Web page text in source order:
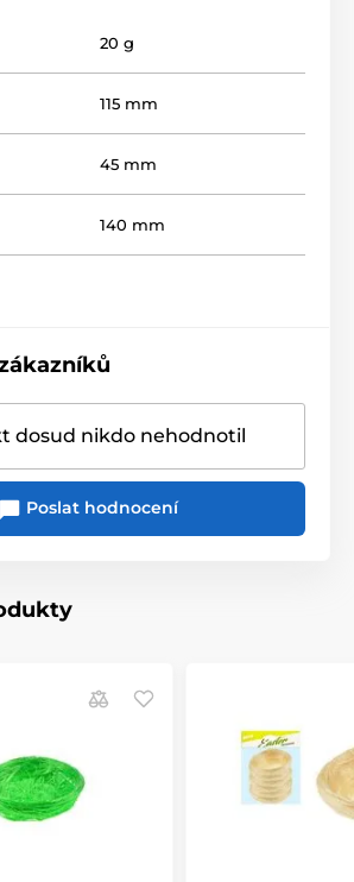
20 g
115 mm
45 mm
140 mm
dosud nikdo nehodnotil
Poslat hodnocení